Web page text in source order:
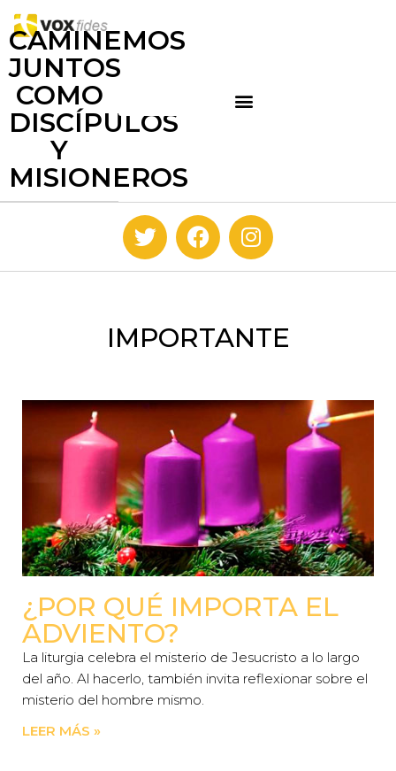
CAMINEMOS
JUNTOS
COMO
DISCÍPULOS
Y
MISIONEROS
IMPORTANTE
¿POR QUÉ IMPORTA EL
ADVIENTO?
La liturgia celebra el misterio de Jesucristo a lo largo
del año. Al hacerlo, también invita reflexionar sobre el
misterio del hombre mismo.
LEER MÁS »